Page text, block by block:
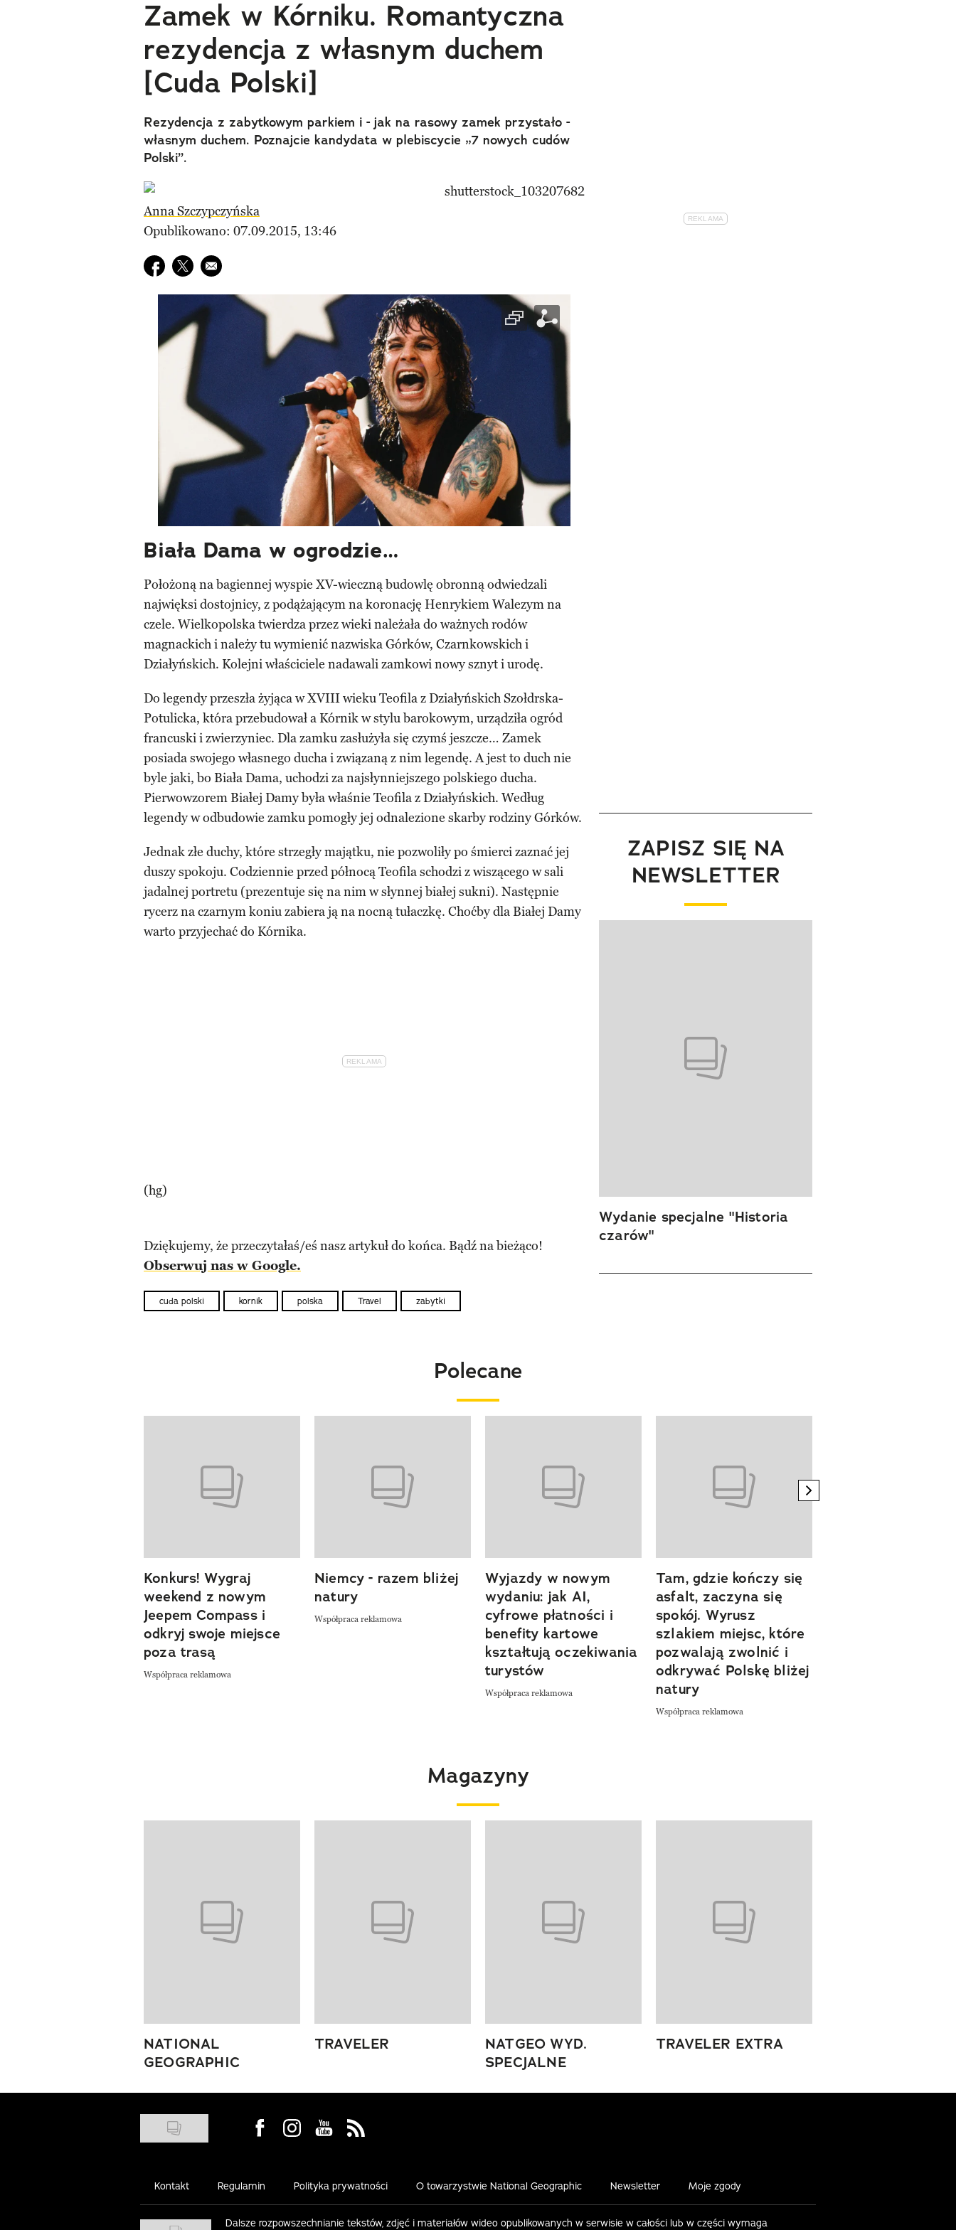
Zamek w Kórniku. Romantyczna
rezydencja z własnym duchem
[Cuda Polski]
Rezydencja z zabytkowym parkiem i - jak na rasowy zamek przystało -
własnym duchem. Poznajcie kandydata w plebiscycie „7 nowych cudów
Polski”.
Anna Szczypczyńska
Opublikowano: 07.09.2015, 13:46
Udostępnij na facebook
Udostępnij na twitter
E-mail do przyjaciela
Biała Dama w ogrodzie…
Położoną na bagiennej wyspie XV-wieczną budowlę obronną odwiedzali
najwięksi dostojnicy, z podążającym na koronację Henrykiem Walezym na
czele. Wielkopolska twierdza przez wieki należała do ważnych rodów
magnackich i należy tu wymienić nazwiska Górków, Czarnkowskich i
Działyńskich. Kolejni właściciele nadawali zamkowi nowy sznyt i urodę.
Do legendy przeszła żyjąca w XVIII wieku Teofila z Działyńskich Szołdrska-
Potulicka, która przebudował a Kórnik w stylu barokowym, urządziła ogród
francuski i zwierzyniec. Dla zamku zasłużyła się czymś jeszcze… Zamek
posiada swojego własnego ducha i związaną z nim legendę. A jest to duch nie
byle jaki, bo Biała Dama, uchodzi za najsłynniejszego polskiego ducha.
Pierwowzorem Białej Damy była właśnie Teofila z Działyńskich. Według
legendy w odbudowie zamku pomogły jej odnalezione skarby rodziny Górków.
Jednak złe duchy, które strzegły majątku, nie pozwoliły po śmierci zaznać jej
duszy spokoju. Codziennie przed północą Teofila schodzi z wiszącego w sali
jadalnej portretu (prezentuje się na nim w słynnej białej sukni). Następnie
rycerz na czarnym koniu zabiera ją na nocną tułaczkę. Choćby dla Białej Damy
warto przyjechać do Kórnika.
(hg)
Dziękujemy, że przeczytałaś/eś nasz artykuł do końca. Bądź na bieżąco!
Obserwuj nas w Google.
cuda polski kornik polska Travel zabytki
ZAPISZ SIĘ NA
NEWSLETTER
Wydanie specjalne "Historia
czarów"
Polecane
previous element
Konkurs! Wygraj
weekend z nowym
Jeepem Compass i
odkryj swoje miejsce
poza trasą
Współpraca reklamowa
Niemcy - razem bliżej
natury
Współpraca reklamowa
Wyjazdy w nowym
wydaniu: jak AI,
cyfrowe płatności i
benefity kartowe
kształtują oczekiwania
turystów
Współpraca reklamowa
Tam, gdzie kończy się
asfalt, zaczyna się
spokój. Wyrusz
szlakiem miejsc, które
pozwalają zwolnić i
odkrywać Polskę bliżej
natury
Współpraca reklamowa
next element
Magazyny
NATIONAL
GEOGRAPHIC
TRAVELER
NATGEO WYD.
SPECJALNE
TRAVELER EXTRA
Visit us on Facebook
Visit us on Instagram
Visit us on Youtube
Visit us on Rss
Kontakt Regulamin Polityka prywatności O towarzystwie National Geographic Newsletter Moje zgody
Dalsze rozpowszechnianie tekstów, zdjęć i materiałów wideo opublikowanych w serwisie w całości lub w części wymaga